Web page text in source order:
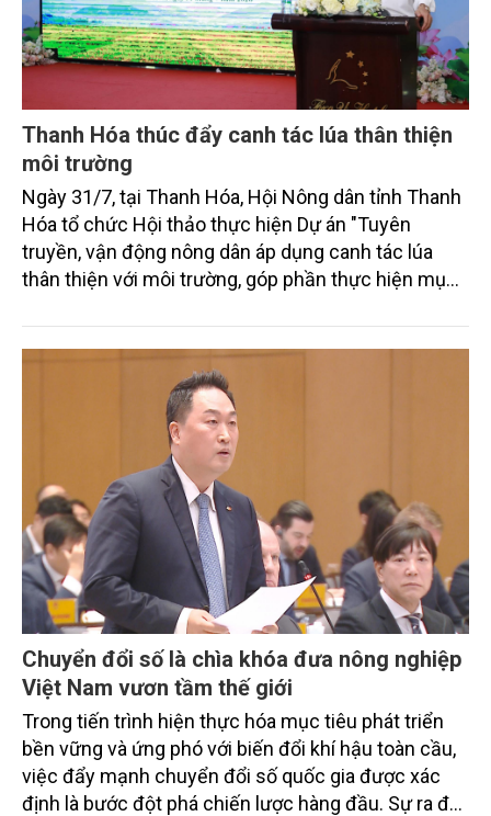
Thanh Hóa thúc đẩy canh tác lúa thân thiện
môi trường
Ngày 31/7, tại Thanh Hóa, Hội Nông dân tỉnh Thanh
Hóa tổ chức Hội thảo thực hiện Dự án "Tuyên
truyền, vận động nông dân áp dụng canh tác lúa
thân thiện với môi trường, góp phần thực hiện mục
trình thu hút sự tham gia của đông đảo đại biểu đến
từ các cơ quan quản lý nhà nước, đơn vị nghiên cứu,
doanh nghiệp, hợp tác xã và nông dân đang trực
tiếp triển khai mô hình sản xuất lúa phát thải thấp.
Chuyển đổi số là chìa khóa đưa nông nghiệp
Việt Nam vươn tầm thế giới
Trong tiến trình hiện thực hóa mục tiêu phát triển
bền vững và ứng phó với biến đổi khí hậu toàn cầu,
việc đẩy mạnh chuyển đổi số quốc gia được xác
định là bước đột phá chiến lược hàng đầu. Sự ra đời